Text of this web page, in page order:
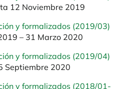
12 Noviembre 2019
y formalizados (2019/03)
– 31 Marzo 2020
y formalizados (2019/04)
Septiembre 2020
y formalizados (2018/01-